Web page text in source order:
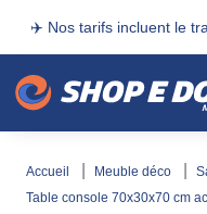
✈️ Nos tarifs incluent le
accueil meuble déco
table console 70x30x70 cm